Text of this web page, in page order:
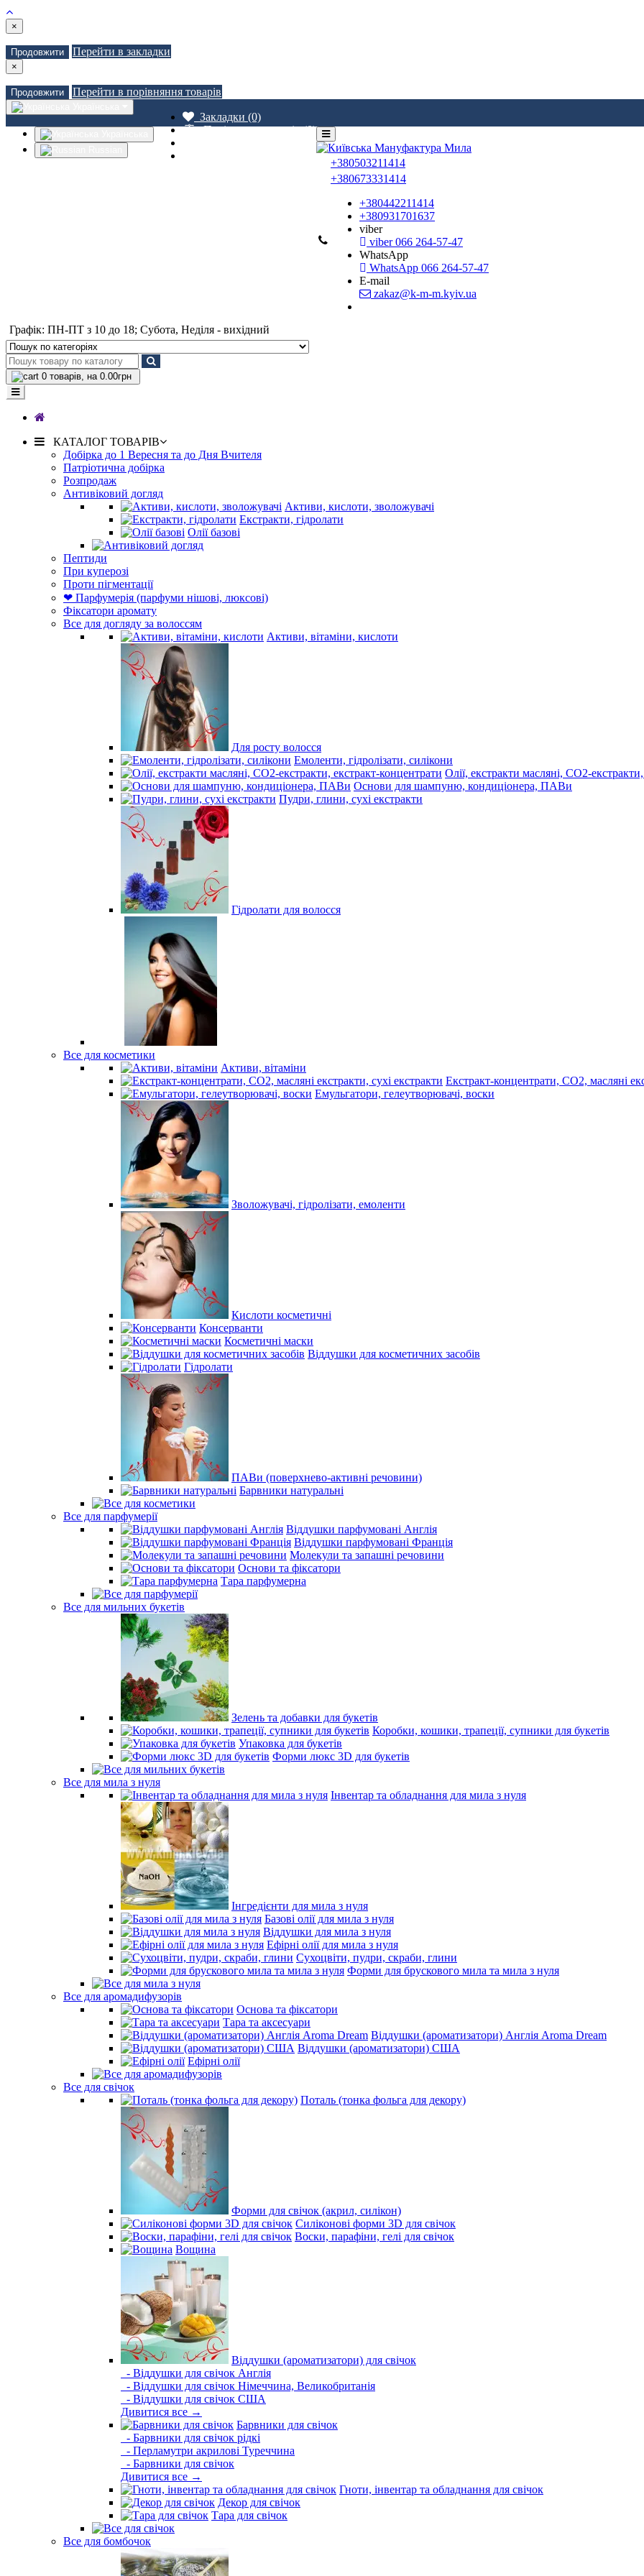
×
Продовжити Перейти в закладки
×
Продовжити Перейти в порівняння товарів
Закладки (0)
Порівняння товарів (0)
+380503211414
+380673331414
+380442211414
+380931701637
viber
viber 066 264-57-47
WhatsApp
WhatsApp 066 264-57-47
E-mail
zakaz@k-m-m.kyiv.ua
Графік: ПН-ПТ з 10 до 18; Субота, Неділя - вихідний
0 товарів, на 0.00грн
КАТАЛОГ ТОВАРІВ
Добірка до 1 Вересня та до Дня Вчителя
Патріотична добірка
Розпродаж
Антивіковий догляд
Активи, кислоти, зволожувачі
Екстракти, гідролати
Олії базові
Пептиди
При куперозі
Проти пігментації
❤ Парфумерія (парфуми нішові, люксові)
Фіксатори аромату
Все для догляду за волоссям
Активи, вітаміни, кислоти
Для росту волосся
Емоленти, гідролізати, силікони
Олії, екстракти масляні, СО2-
Основи для шампуню, кондиціонера, ПАВи
Пудри, глини, сухі екстракти
Гідролати для волосся
Все для косметики
Активи, вітаміни
Екстракт-концентрати, СО2, масляні
Емульгатори, гелеутворювачі, воски
Зволожувачі, гідролізати, емоленти
Кислоти косметичні
Консерванти
Косметичні маски
Віддушки для косметичних засобів
Гідролати
ПАВи (поверхнево-активні речовини)
Барвники натуральні
Все для парфумерії
Віддушки парфумовані Англія
Віддушки парфумовані Франція
Молекули та запашні речовини
Основи та фіксатори
Тара парфумерна
Все для мильних букетів
Зелень та добавки для букетів
Коробки, кошики, трапеції, супники для букетів
Упаковка для букетів
Форми люкс 3D для букетів
Все для мила з нуля
Інвентар та обладнання для мила з нуля
Інгредієнти для мила з нуля
Базові олії для мила з нуля
Віддушки для мила з нуля
Ефірні олії для мила з нуля
Сухоцвіти, пудри, скраби, глини
Форми для брускового мила та мила з нуля
Все для аромадифузорів
Основа та фіксатори
Тара та аксесуари
Віддушки (ароматизатори) Англія Aroma Dream
Віддушки (ароматизатори) США
Ефірні олії
Все для свічок
Поталь (тонка фольга для декору)
Форми для свічок (акрил, силікон)
Силіконові форми 3D для свічок
Воски, парафіни, гелі для свічок
Вощина
Віддушки (ароматизатори) для свічок
- Віддушки для свічок Англія
- Віддушки для свічок Німеччина, Великобританія
- Віддушки для свічок США
Дивитися все →
Барвники для свічок
- Барвники для свічок рідкі
- Перламутри акрилові Туреччина
- Барвники для свічок
Дивитися все →
Гноти, інвентар та обладнання для свічок
Декор для свічок
Тара для свічок
Все для бомбочок